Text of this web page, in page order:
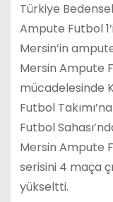
Türkiye
Ampute Futbol
Mersin’in
Mersin Ampute
mücadelesinde
Futbol
Futbol
Mersin Ampute
serisini 4 maça
yükseltti.